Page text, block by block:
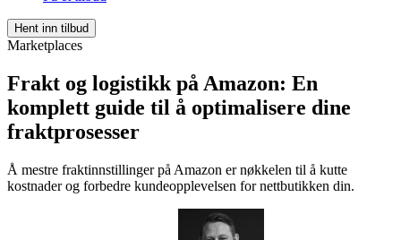
Hent inn tilbud
Marketplaces
Frakt og logistikk på Amazon: En
komplett guide til å optimalisere dine
fraktprosesser
Å mestre fraktinnstillinger på Amazon er nøkkelen til å kutte
kostnader og forbedre kundeopplevelsen for nettbutikken din.